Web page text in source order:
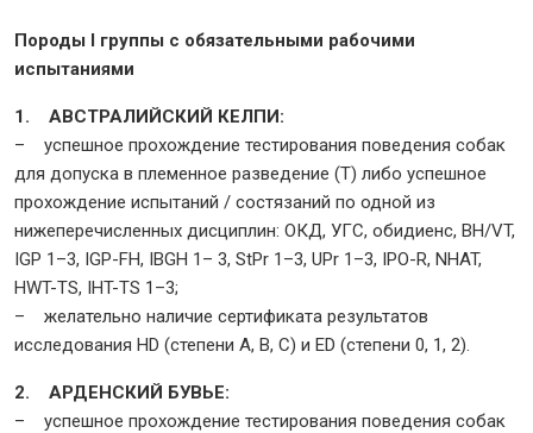
Породы I группы с обязательными рабочими
испытаниями
1. АВСТРАЛИЙСКИЙ КЕЛПИ:
– успешное прохождение тестирования поведения собак
для допуска в племенное разведение (Т) либо успешное
прохождение испытаний / состязаний по одной из
нижеперечисленных дисциплин: ОКД, УГС, обидиенс, BH/VT,
IGP 1–3, IGP-FH, IBGH 1– 3, StPr 1–3, UPr 1–3, IPO-R, NHAT,
HWT-TS, IHT-TS 1–3;
– желательно наличие сертификата результатов
исследования HD (степени A, B, C) и ED (степени 0, 1, 2).
2. АРДЕНСКИЙ БУВЬЕ:
– успешное прохождение тестирования поведения собак